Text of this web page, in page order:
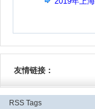
友情链接：
RSS Tags